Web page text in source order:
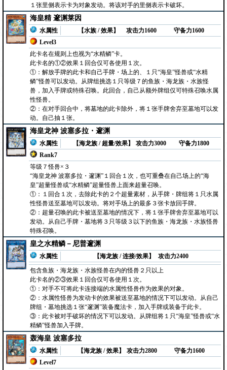
１张里侧表示卡为对象发动。将该对手的里侧表示卡破坏。
海皇精 邃渊莱因
水属性
【水族 / 效果】
Level3
攻击力1600 守备力1600
此卡名在规则上也视为“水精鳞”卡。
此卡名的①②效果１回合仅可各使用１次。
①：解放手牌的此卡和自己手牌・场上的、１只“海皇”怪兽或“水精
鳞”怪兽可以发动。从牌组挑选１只等级７的鱼族・海龙族・水族怪
兽，加入手牌或特殊召唤。此回合，自己从额外牌组仅可特殊召唤水属
性怪兽。
②：在对手回合中，将墓地的此卡除外，将１张手牌舍弃至墓地可以发
动。自己抽１张。
海皇龙神 波塞多拉・邃渊
水属性
【海龙族 / 超量/效果】
Rank7
攻击力3000 守备力1800
等级７怪兽×３
“海皇龙神 波塞多拉・邃渊”１回合１次，也可重叠在自己场上的“海
皇”超量怪兽或“水精鳞”超量怪兽上面来超量召唤。
①：１回合１次，去除此卡的２个超量素材，从手牌・牌组将１只水属
性怪兽送至墓地可以发动。将对手场上的最多３张卡放回手牌。
②：超量召唤的此卡被送至墓地的情况下，将１张手牌舍弃至墓地可以
发动。从自己手牌・墓地将３只等级３以下的鱼族・海龙族・水族怪兽
特殊召唤。
皇之水精鳞－尼普邃渊
水属性 【海龙族 / 连接/效果】
攻击力2400
包含鱼族・海龙族・水族怪兽在内的怪兽２只以上
此卡名的②③效果１回合仅可各使用１次。
①：对手不可将此卡连接端的水属性怪兽作为效果的对象。
②：水属性怪兽为发动卡的效果被送至墓地的情况下可以发动。从自己
牌组・墓地挑选１张“邃渊”装备魔法卡，加入手牌或装备于此卡。
③：此卡被对手破坏的情况下可以发动。从牌组将１只“海皇”怪兽或“水
精鳞”怪兽加入手牌。
轰海皇 波塞多拉
水属性
【海龙族 / 效果】
Level7
攻击力2800 守备力1600